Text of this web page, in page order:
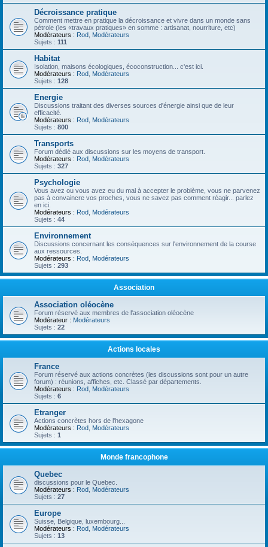
Décroissance pratique
Comment mettre en pratique la décroissance et vivre dans un monde sans
pétrole (les «travaux pratiques» en somme : artisanat, nourriture, etc)
Modérateurs : Rod Modérateurs
Sujets : 111
Habitat
Isolation, maisons écologiques, écoconstruction... c'est ici.
Modérateurs : Rod Modérateurs
Sujets : 128
Energie
Discussions traitant des diverses sources d'énergie ainsi que de leur
efficacité.
Modérateurs : Rod Modérateurs
Sujets : 800
Transports
Forum dédié aux discussions sur les moyens de transport.
Modérateurs : Rod Modérateurs
Sujets : 327
Psychologie
Vous avez ou vous avez eu du mal à accepter le problème, vous ne parvenez
pas à convaincre vos proches, vous ne savez pas comment réagir... parlez
en ici.
Modérateurs : Rod Modérateurs
Sujets : 44
Environnement
Discussions concernant les conséquences sur l'environnement de la course
aux ressources.
Modérateurs : Rod Modérateurs
Sujets : 293
Association
Association oléocène
Forum réservé aux membres de l'association oléocène
Modérateur : Modérateurs
Sujets : 22
Actions locales
France
Forum réservé aux actions concrètes (les discussions sont pour un autre
forum) : réunions, affiches, etc. Classé par départements.
Modérateurs : Rod Modérateurs
Sujets : 6
Etranger
Actions concrètes hors de l'hexagone
Modérateurs : Rod Modérateurs
Sujets : 1
Monde francophone
Quebec
discussions pour le Quebec.
Modérateurs : Rod Modérateurs
Sujets : 27
Europe
Suisse, Belgique, luxembourg...
Modérateurs : Rod Modérateurs
Sujets : 13